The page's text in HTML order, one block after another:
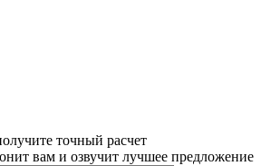
точный расчет
вам и озвучит лучшее предложение